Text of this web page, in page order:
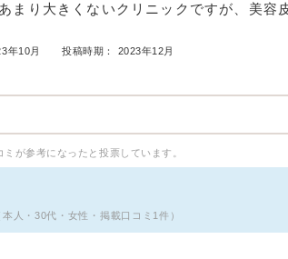
まり大きくないクリニックですが、美容
年10月 投稿時期： 2023年12月
ミが参考になったと投票しています。
人・30代・女性・掲載口コミ1件）